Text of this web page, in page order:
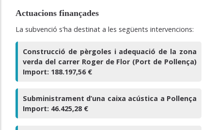
Actuacions finançades
La subvenció s'ha destinat a les següents intervencions:
Construcció de pèrgoles i adequació de la zona
verda del carrer Roger de Flor (Port de Pollença)
Import: 188.197,56 €
Subministrament d’una caixa acústica a Pollença
Import: 46.425,28 €